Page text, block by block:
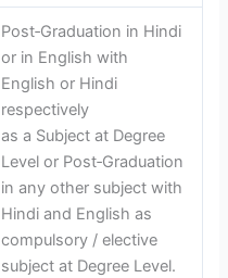
Post‐Graduation in Hindi
or in English with
English or Hindi
respectively
as a Subject at Degree
Level or Post‐Graduation
in any other subject with
Hindi and English as
compulsory / elective
subject at Degree Level.